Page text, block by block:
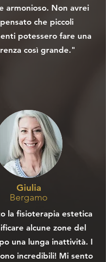
armonioso. Non avrei
che piccoli
potessero fare una
così grande."
Giulia
Bergamo
la fisioterapia estetica
alcune zone del
una lunga inattività. I
incredibili! Mi sento